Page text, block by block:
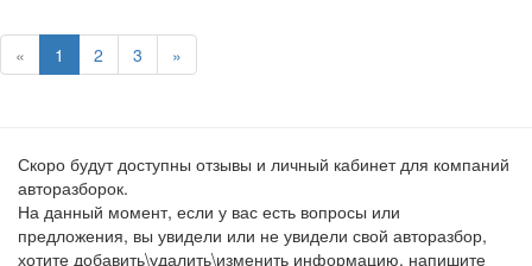
« 1 2 3 »
Скоро будут доступны отзывы и личный кабинет для компаний
авторазборок.
На данный момент, если у вас есть вопросы или
предложения, вы увидели или не увидели свой авторазбор,
хотите добавить\удалить\изменить информацию, напишите